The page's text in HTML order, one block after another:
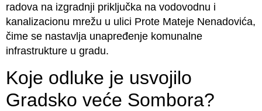
radova na izgradnji priključka na vodovodnu i
kanalizacionu mrežu u ulici Prote Mateje Nenadovića,
čime se nastavlja unapređenje komunalne
infrastrukture u gradu.
Koje odluke je usvojilo
Gradsko veće Sombora?